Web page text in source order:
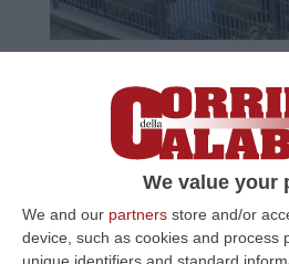
We value your
We and our partners store and/or
device, such as cookies and process
unique identifiers and standard
e il pensionato
panchina in Piemonte
Un delitto di 40 anni prima.
promessa da Alvaro “U
dei clan che valica i
dall’Aspromonte fin…